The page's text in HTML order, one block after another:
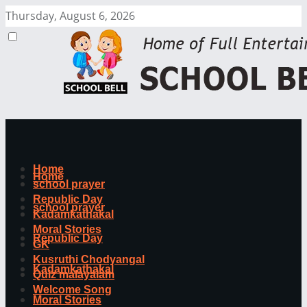
Thursday, August 6, 2026
Home
school prayer
Republic Day
Kadamkathakal
Moral Stories
Home
school prayer
Republic Day
Kadamkathakal
Moral Stories
GK
Kusruthi Chodyangal
Quiz malayalam
Welcome Song